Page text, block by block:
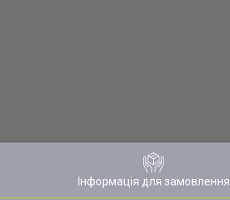
Інформація для замовлення